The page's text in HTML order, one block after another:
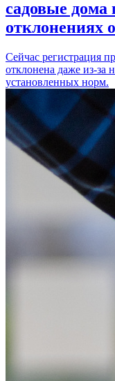
садовые дома
отклонениях
Сейчас регистрация
отклонена даже из-за
установленных норм.